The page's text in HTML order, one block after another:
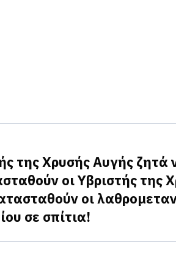
της Χρυσής Αυγής ζητά
οι Υβριστής της
οι
σε σπίτια!